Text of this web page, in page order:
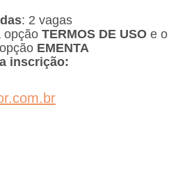
: 2 vagas
opção TERMOS DE USO e o
EMENTA
inscrição: